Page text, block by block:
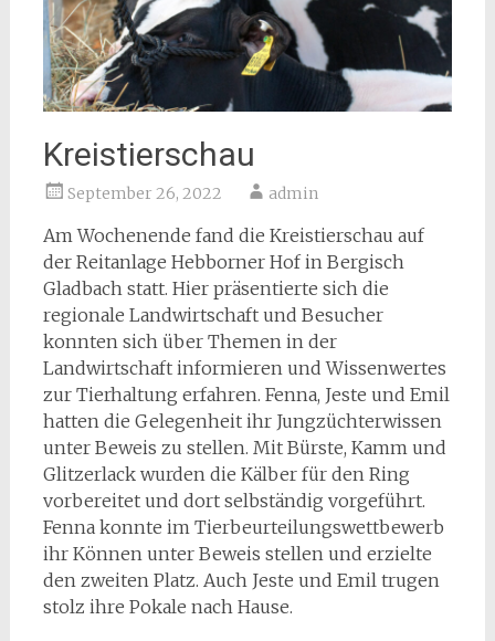
Kreistierschau
September 26, 2022 admin
Am Wochenende fand die Kreistierschau auf
der Reitanlage Hebborner Hof in Bergisch
Gladbach statt. Hier präsentierte sich die
regionale Landwirtschaft und Besucher
konnten sich über Themen in der
Landwirtschaft informieren und Wissenwertes
zur Tierhaltung erfahren. Fenna, Jeste und Emil
hatten die Gelegenheit ihr Jungzüchterwissen
unter Beweis zu stellen. Mit Bürste, Kamm und
Glitzerlack wurden die Kälber für den Ring
vorbereitet und dort selbständig vorgeführt.
Fenna konnte im Tierbeurteilungswettbewerb
ihr Können unter Beweis stellen und erzielte
den zweiten Platz. Auch Jeste und Emil trugen
stolz ihre Pokale nach Hause.